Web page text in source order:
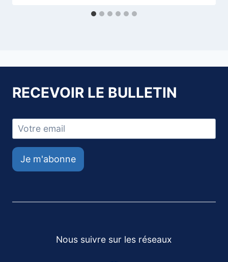
RECEVOIR LE BULLETIN
Je m'abonne
Nous suivre sur les réseaux